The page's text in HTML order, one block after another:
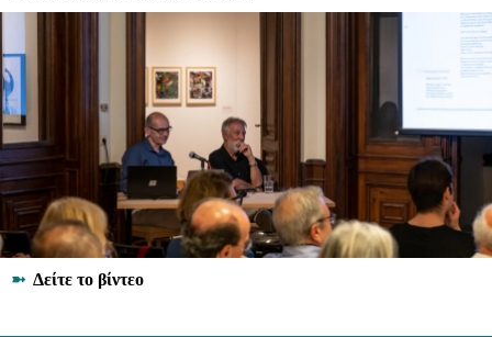
➼ Δείτε το βίντεο